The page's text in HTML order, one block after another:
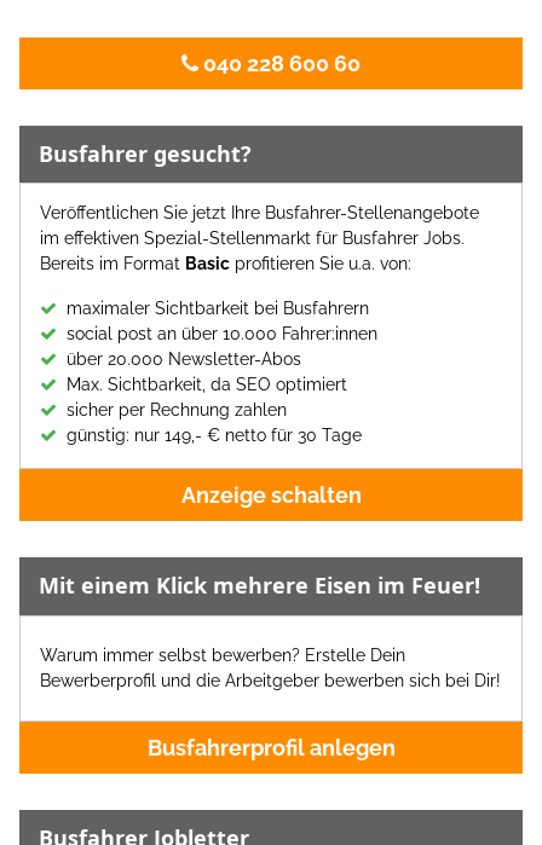
040 228 600 60
Busfahrer gesucht?
Veröffentlichen Sie jetzt Ihre Busfahrer-Stellenangebote
im effektiven Spezial-Stellenmarkt für Busfahrer Jobs.
Bereits im Format Basic profitieren Sie u.a. von:
maximaler Sichtbarkeit bei Busfahrern
social post an über 10.000 Fahrer:innen
über 20.000 Newsletter-Abos
Max. Sichtbarkeit, da SEO optimiert
sicher per Rechnung zahlen
günstig: nur 149,- € netto für 30 Tage
Anzeige schalten
Mit einem Klick mehrere Eisen im Feuer!
Warum immer selbst bewerben? Erstelle Dein
Bewerberprofil und die Arbeitgeber bewerben sich bei Dir!
Busfahrerprofil anlegen
Busfahrer Jobletter